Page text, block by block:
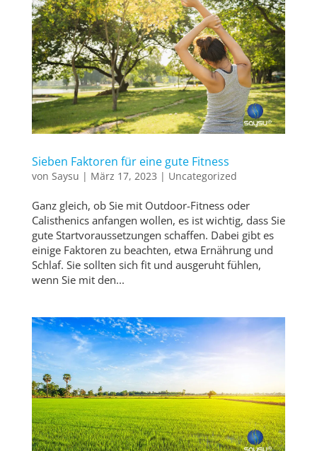
Sieben Faktoren für eine gute Fitness
von Saysu | März 17, 2023 | Uncategorized
Ganz gleich, ob Sie mit Outdoor-Fitness oder
Calisthenics anfangen wollen, es ist wichtig, dass Sie
gute Startvoraussetzungen schaffen. Dabei gibt es
einige Faktoren zu beachten, etwa Ernährung und
Schlaf. Sie sollten sich fit und ausgeruht fühlen,
wenn Sie mit den...